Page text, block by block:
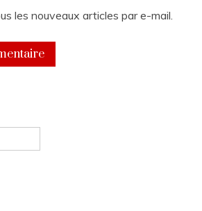
les nouveaux articles par e-mail.